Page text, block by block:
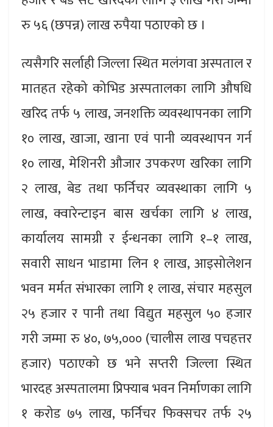
रु ५६ (छपन्न) लाख रुपैया पठाएको छ ।
त्यसैगरि सर्लाही जिल्ला स्थित मलंगवा अस्पताल र
मातहत रहेको कोभिड अस्पतालका लागि औषधि
खरिद तर्फ ५ लाख, जनशक्ति व्यवस्थापनका लागि
१० लाख, खाजा, खाना एवं पानी व्यवस्थापन गर्न
१० लाख, मेशिनरी औजार उपकरण खरिका लागि
२ लाख, बेड तथा फर्निचर व्यवस्थाका लागि ५
लाख, क्वारेन्टाइन बास खर्चका लागि ४ लाख,
कार्यालय सामग्री र ईन्धनका लागि १–१ लाख,
सवारी साधन भाडामा लिन १ लाख, आइसोलेशन
भवन मर्मत संभारका लागि १ लाख, संचार महसुल
२५ हजार र पानी तथा विद्युत महसुल ५० हजार
गरी जम्मा रु ४०, ७५,००० (चालीस लाख पचहत्तर
हजार) पठाएको छ भने सप्तरी जिल्ला स्थित
भारदह अस्पतालमा प्रिफ्याब भवन निर्माणका लागि
१ करोड ७५ लाख, फर्निचर फिक्सचर तर्फ २५